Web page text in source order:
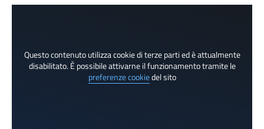
Questo contenuto utilizza cookie di terze parti ed è attualmente
disabilitato. È possibile attivarne il funzionamento tramite le
preferenze cookiedel sito